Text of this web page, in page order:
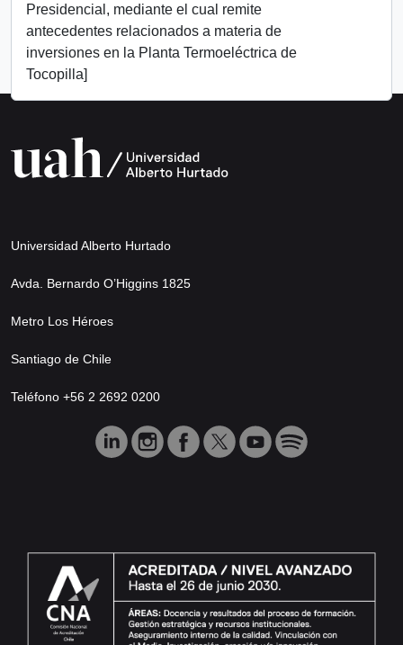
Presidencial, mediante el cual remite
antecedentes relacionados a materia de
inversiones en la Planta Termoeléctrica de
Tocopilla]
Universidad Alberto Hurtado
Avda. Bernardo O’Higgins 1825
Metro Los Héroes
Santiago de Chile
Teléfono +56 2 2692 0200